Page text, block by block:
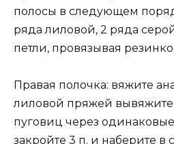
полосы в следующем
ряда лиловой, 2 ряда
петли, провязывая
Правая полочка: вяжите
лиловой пряжей вывяжите
пуговиц через
закройте 3 п. и наберите